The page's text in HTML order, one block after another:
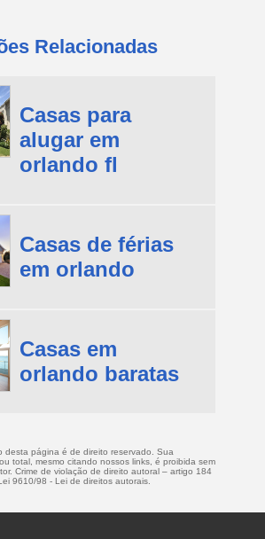
Relacionadas
Casas para
alugar em
orlando fl
Casas de férias
em orlando
Casas em
orlando baratas
desta página é de direito reservado. Sua
total, mesmo citando nossos links, é proibida sem
Crime de violação de direito autoral – artigo 184
9610/98 - Lei de direitos autorais